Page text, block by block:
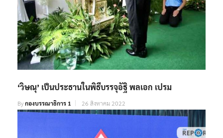
‘วิษณุ’ เป็นประธานในพิธีบรรจุอัฐิ พลเอก เปรม
Byกองบรรณาธิการ 1 26 สิงหาคม 2022